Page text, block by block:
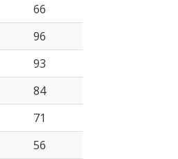
66
96
93
84
71
56